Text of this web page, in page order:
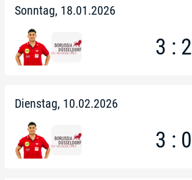
Sonntag, 18.01.2026
3 : 2
Dienstag, 10.02.2026
3 : 0